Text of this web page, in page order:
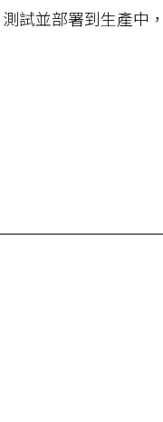
試並部署到生產中